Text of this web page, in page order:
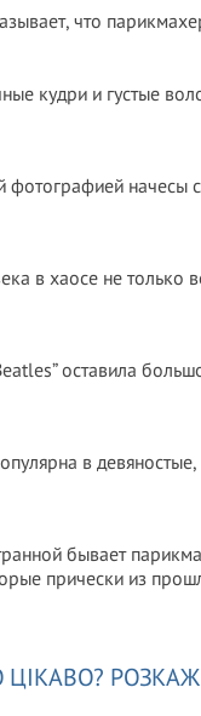
что
кудри и густые
начесы
в хаосе не только
оставила
в
бывает
прически из
ЦІКАВО?